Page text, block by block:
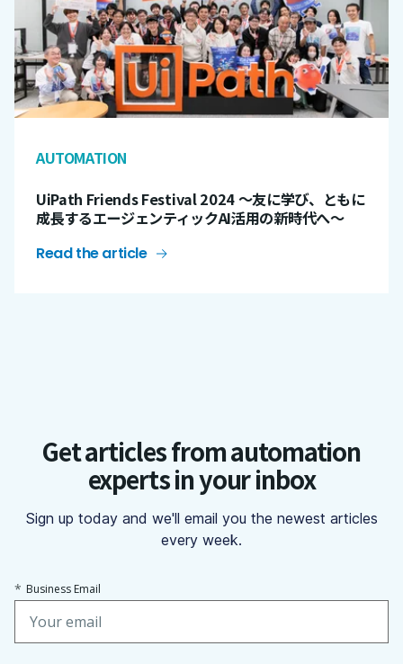
AUTOMATION
UiPath Friends Festival 2024 ～友に学び、ともに
成長するエージェンティックAI活用の新時代へ～
Read the article
Get articles from automation
experts in your inbox
Sign up today and we'll email you the newest articles
every week.
* Business Email